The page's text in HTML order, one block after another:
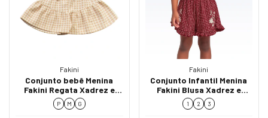
Fakini
Conjunto bebê Menina
Fakini Regata Xadrez e
Short Saia 02009
P M G
Fakini
Conjunto Infantil Menina
Fakini Blusa Xadrez e
Short com Babados 02172
1 2 3